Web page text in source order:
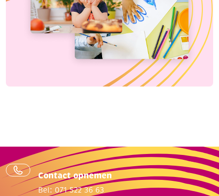
Contact opnemen
Bel: 071 522 36 63